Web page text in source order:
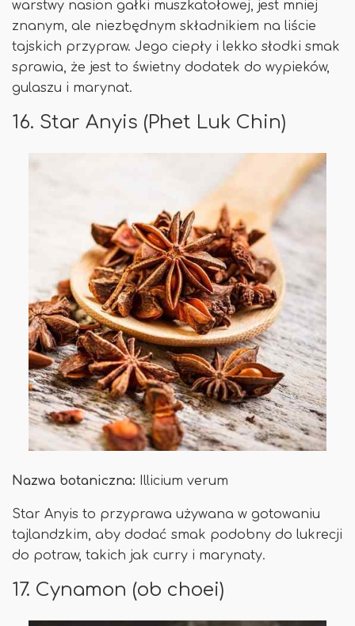
warstwy nasion gałki muszkatołowej, jest mniej
znanym, ale niezbędnym składnikiem na liście
tajskich przypraw. Jego ciepły i lekko słodki smak
sprawia, że ​​jest to świetny dodatek do wypieków,
gulaszu i marynat.
16. Star Anyis (Phet Luk Chin)
Nazwa botaniczna: Illicium verum
Star Anyis to przyprawa używana w gotowaniu
tajlandzkim, aby dodać smak podobny do lukrecji
do potraw, takich jak curry i marynaty.
17. Cynamon (ob choei)